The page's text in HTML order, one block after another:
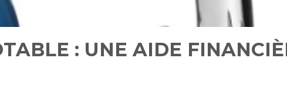
: UNE AIDE